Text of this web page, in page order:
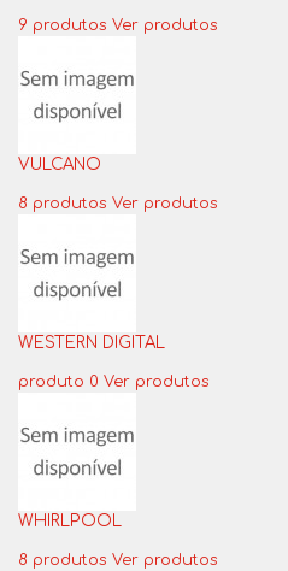
9 produtos Ver produtos
VULCANO
8 produtos Ver produtos
WESTERN DIGITAL
produto 0 Ver produtos
WHIRLPOOL
8 produtos Ver produtos